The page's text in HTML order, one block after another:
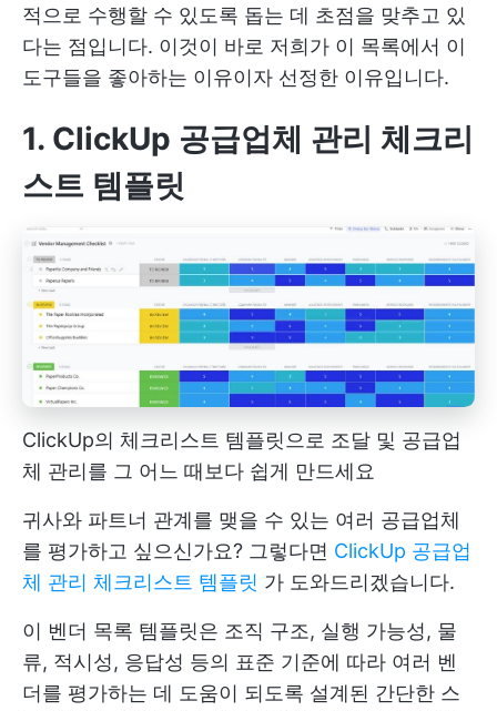
적으로 수행할 수 있도록 돕는 데 초점을 맞추고 있
다는 점입니다. 이것이 바로 저희가 이 목록에서 이
도구들을 좋아하는 이유이자 선정한 이유입니다.
1. ClickUp 공급업체 관리 체크리
스트 템플릿
ClickUp의 체크리스트 템플릿으로 조달 및 공급업
체 관리를 그 어느 때보다 쉽게 만드세요
귀사와 파트너 관계를 맺을 수 있는 여러 공급업체
를 평가하고 싶으신가요? 그렇다면 ClickUp 공급업
체 관리 체크리스트 템플릿 가 도와드리겠습니다.
이 벤더 목록 템플릿은 조직 구조, 실행 가능성, 물
류, 적시성, 응답성 등의 표준 기준에 따라 여러 벤
더를 평가하는 데 도움이 되도록 설계된 간단한 스